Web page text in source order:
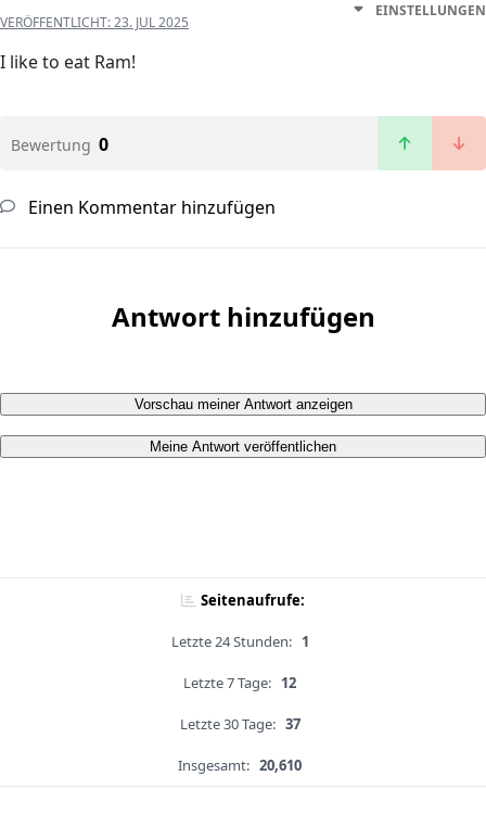
VERÖFFENTLICHT:23. JUL 2025
EINSTELLUNGEN
I like to eat Ram!
Bewertung 0
Einen Kommentar hinzufügen
Antwort hinzufügen
Vorschau meiner Antwort anzeigen
Meine Antwort veröffentlichen
Seitenaufrufe:
Letzte 24 Stunden: 1
Letzte 7 Tage: 12
Letzte 30 Tage: 37
Insgesamt: 20,610